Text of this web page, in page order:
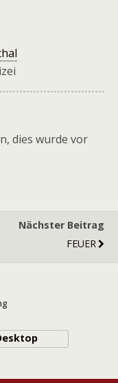
dies wurde vor
Nächster Beitrag
FEUER